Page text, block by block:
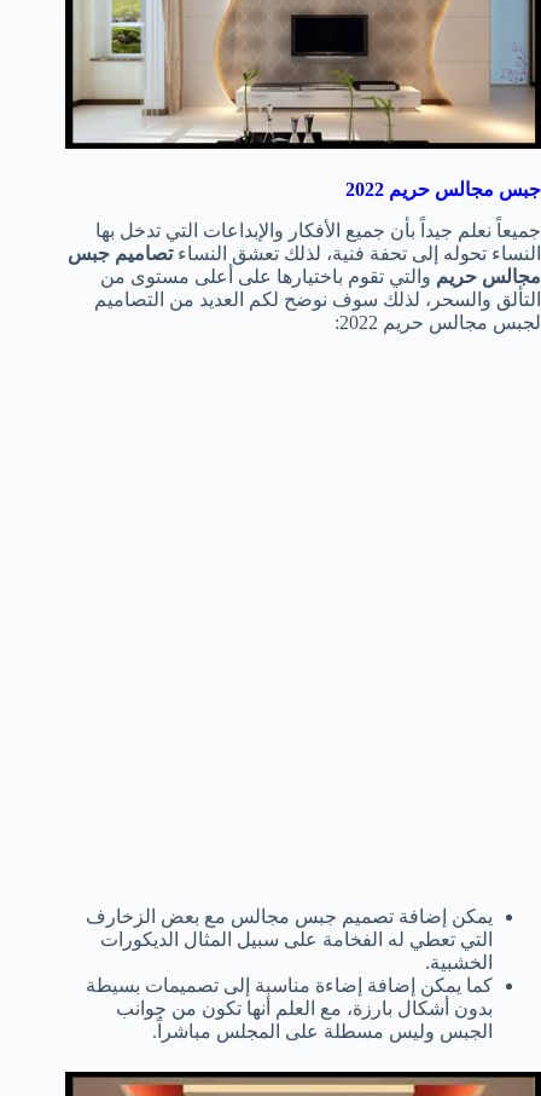
جبس مجالس حريم 2022
جميعاً نعلم جيداً بأن جميع الأفكار والإبداعات التي تدخل بها
النساء تحوله إلى تحفة فنية، لذلك تعشق النساءتصاميم جبس
مجالس حريم والتي تقوم باختيارها على أعلى مستوى من
التألق والسحر، لذلك سوف نوضح لكم العديد من التصاميم
لجبس مجالس حريم 2022:
يمكن إضافة تصميم جبس مجالس مع بعض الزخارف
التي تعطي له الفخامة على سبيل المثال الديكورات
الخشبية.
كما يمكن إضافة إضاءة مناسبة إلى تصميمات بسيطة
بدون أشكال بارزة، مع العلم أنها تكون من جوانب
الجبس وليس مسطلة على المجلس مباشراً.